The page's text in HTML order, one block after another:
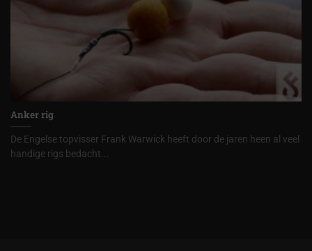
Anker rig
De Engelse topvisser Frank Warwick heeft door de jaren heen al veel
handige rigs bedacht...